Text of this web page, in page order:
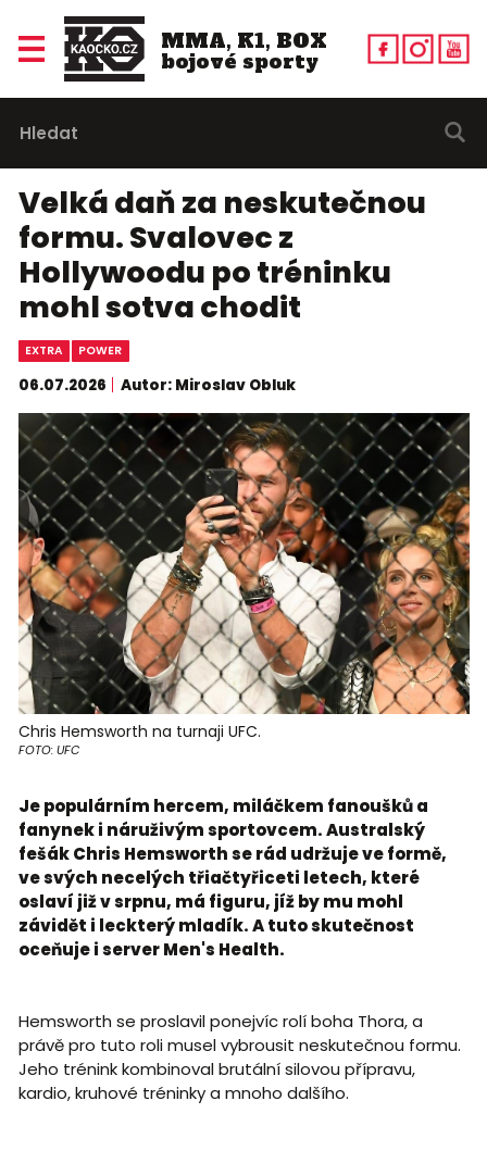
MMA, K1, BOX
bojové sporty
Velká daň za neskutečnou
formu. Svalovec z
Hollywoodu po tréninku
mohl sotva chodit
EXTRA POWER
06.07.2026 Autor: Miroslav Obluk
Chris Hemsworth na turnaji UFC.
FOTO: UFC
Je populárním hercem, miláčkem fanoušků a
fanynek i náruživým sportovcem. Australský
fešák Chris Hemsworth se rád udržuje ve formě,
ve svých necelých třiačtyřiceti letech, které
oslaví již v srpnu, má figuru, jíž by mu mohl
závidět i leckterý mladík. A tuto skutečnost
oceňuje i server Men's Health.
Hemsworth se proslavil ponejvíc rolí boha Thora, a
právě pro tuto roli musel vybrousit neskutečnou formu.
Jeho trénink kombinoval brutální silovou přípravu,
kardio, kruhové tréninky a mnoho dalšího.